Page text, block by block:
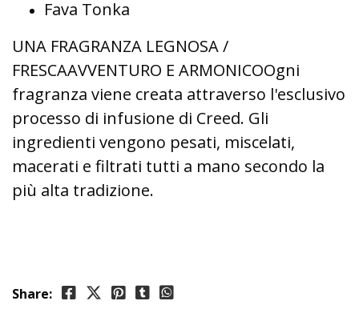
Fava Tonka
UNA FRAGRANZA LEGNOSA /
FRESCAAVVENTURO E ARMONICOOgni
fragranza viene creata attraverso l'esclusivo
processo di infusione di Creed. Gli
ingredienti vengono pesati, miscelati,
macerati e filtrati tutti a mano secondo la
più alta tradizione.
Share: